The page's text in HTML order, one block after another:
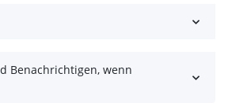
Benachrichtigen, wenn